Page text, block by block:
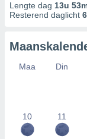
Lengte dag 13u
Resterend daglicht
Maa Din
10 11